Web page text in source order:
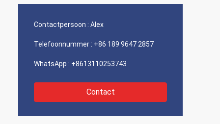
Contactpersoon : Alex
Telefoonnummer : +86 189 9647 2857
WhatsApp : +8613110253743
Contact